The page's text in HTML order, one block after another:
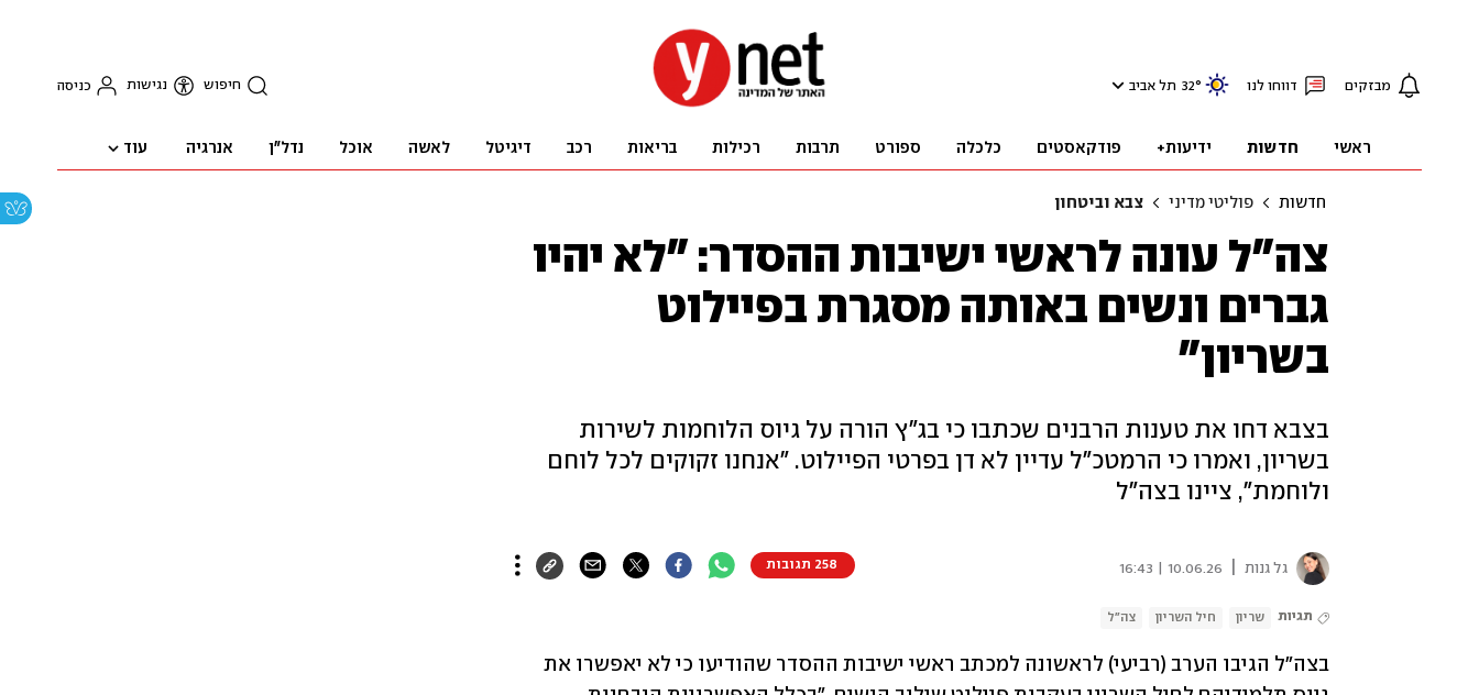
מבזקים דווחו לנו 32° תל אביב חיפוש נגישות כניסה
ראשי חדשות ידיעות+ פודקאסטים כלכלה ספורט תרבות רכילות בריאות רכב דיגיטל לאשה אוכל נדל"ן אנרגיה עוד
חדשות פוליטי מדיני צבא וביטחון
צה"ל עונה לראשי ישיבות ההסדר: "לא יהיו
גברים ונשים באותה מסגרת בפיילוט
בשריון"
בצבא דחו את טענות הרבנים שכתבו כי בג"ץ הורה על גיוס הלוחמות לשירות
בשריון, ואמרו כי הרמטכ"ל עדיין לא דן בפרטי הפיילוט. "אנחנו זקוקים לכל לוחם
ולוחמת", ציינו בצה"ל
גל גנות 10.06.26 | 16:43 258 תגובות
תגיות שריון חיל השריון צה"ל